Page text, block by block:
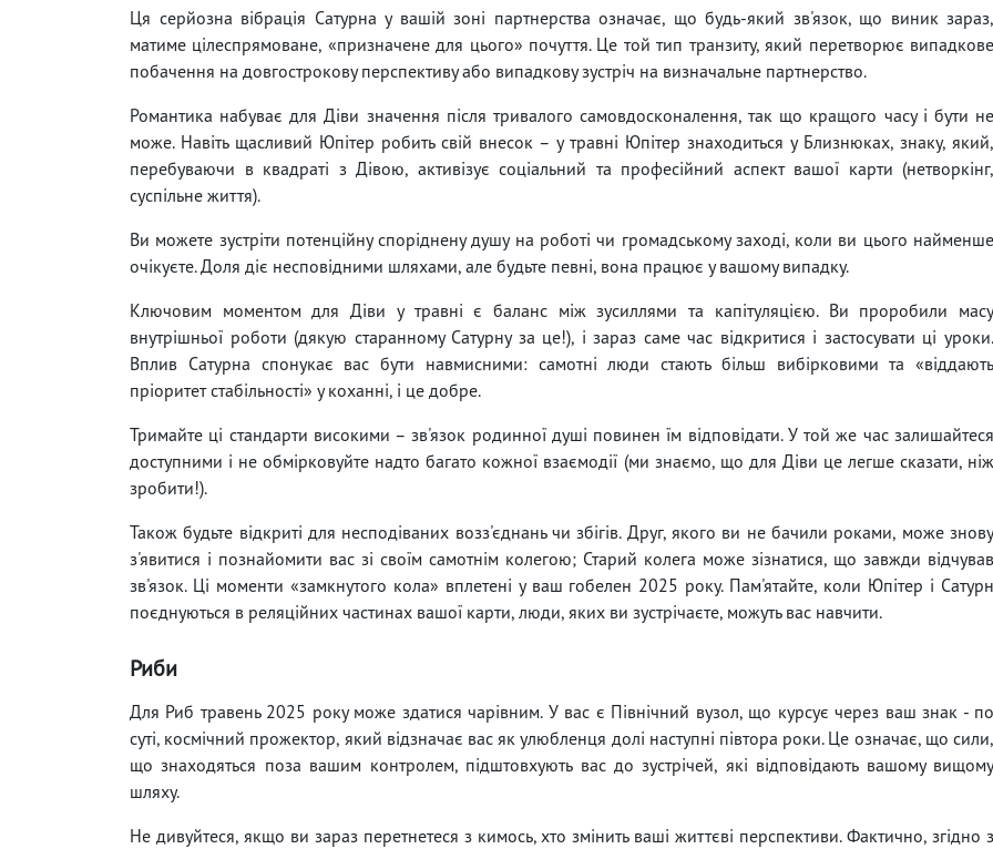
Ця серйозна вібрація Сатурна у вашій зоні партнерства означає, що будь-який зв'язок, що виник зараз,
матиме цілеспрямоване, «призначене для цього» почуття. Це той тип транзиту, який перетворює випадкове
побачення на довгострокову перспективу або випадкову зустріч на визначальне партнерство.
Романтика набуває для Діви значення після тривалого самовдосконалення, так що кращого часу і бути не
може. Навіть щасливий Юпітер робить свій внесок – у травні Юпітер знаходиться у Близнюках, знаку, який,
перебуваючи в квадраті з Дівою, активізує соціальний та професійний аспект вашої карти (нетворкінг,
суспільне життя).
Ви можете зустріти потенційну споріднену душу на роботі чи громадському заході, коли ви цього найменше
очікуєте. Доля діє несповідними шляхами, але будьте певні, вона працює у вашому випадку.
Ключовим моментом для Діви у травні є баланс між зусиллями та капітуляцією. Ви проробили масу
внутрішньої роботи (дякую старанному Сатурну за це!), і зараз саме час відкритися і застосувати ці уроки.
Вплив Сатурна спонукає вас бути навмисними: самотні люди стають більш вибірковими та «віддають
пріоритет стабільності» у коханні, і це добре.
Тримайте ці стандарти високими – зв'язок родинної душі повинен їм відповідати. У той же час залишайтеся
доступними і не обмірковуйте надто багато кожної взаємодії (ми знаємо, що для Діви це легше сказати, ніж
зробити!).
Також будьте відкриті для несподіваних возз'єднань чи збігів. Друг, якого ви не бачили роками, може знову
з'явитися і познайомити вас зі своїм самотнім колегою; Старий колега може зізнатися, що завжди відчував
зв'язок. Ці моменти «замкнутого кола» вплетені у ваш гобелен 2025 року. Пам'ятайте, коли Юпітер і Сатурн
поєднуються в реляційних частинах вашої карти, люди, яких ви зустрічаєте, можуть вас навчити.
Риби
Для Риб травень 2025 року може здатися чарівним. У вас є Північний вузол, що курсує через ваш знак - по
суті, космічний прожектор, який відзначає вас як улюбленця долі наступні півтора роки. Це означає, що сили,
що знаходяться поза вашим контролем, підштовхують вас до зустрічей, які відповідають вашому вищому
шляху.
Не дивуйтеся, якщо ви зараз перетнетеся з кимось, хто змінить ваші життєві перспективи. Фактично, згідно з